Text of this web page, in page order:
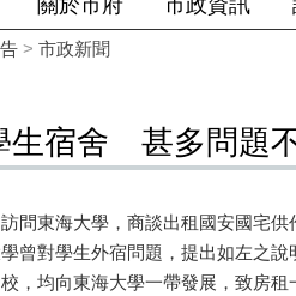
> 市政新聞
生宿舍 甚多問題
問東海大學，商談出租國安國宅
曾對學生外宿問題，提出如左
，均向東海大學一帶發展，致房